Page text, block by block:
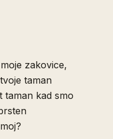
zakovice,
taman
taman kad smo